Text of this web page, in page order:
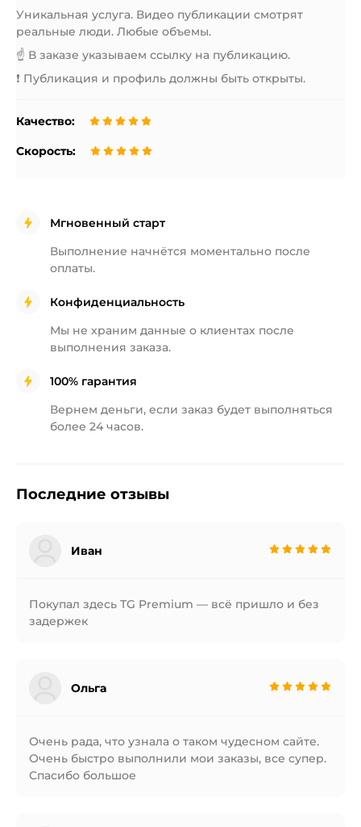
Уникальная услуга. Видео публикации смотрят
реальные люди. Любые объемы.
☝️ В заказе указываем ссылку на публикацию.
❗️ Публикация и профиль должны быть открыты.
Качество:
Скорость:
Мгновенный старт
Выполнение начнётся моментально после
оплаты.
Конфиденциальность
Мы не храним данные о клиентах после
выполнения заказа.
100% гарантия
Вернем деньги, если заказ будет выполняться
более 24 часов.
Последние отзывы
Иван
Покупал здесь TG Premium — всё пришло и без
задержек
Ольга
Очень рада, что узнала о таком чудесном сайте.
Очень быстро выполнили мои заказы, все супер.
Спасибо большое